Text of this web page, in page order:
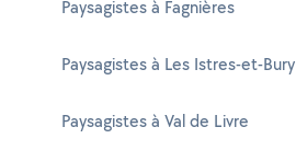
Paysagistes à Fagnières
Paysagistes à Les Istres-et-Bury
Paysagistes à Val de Livre